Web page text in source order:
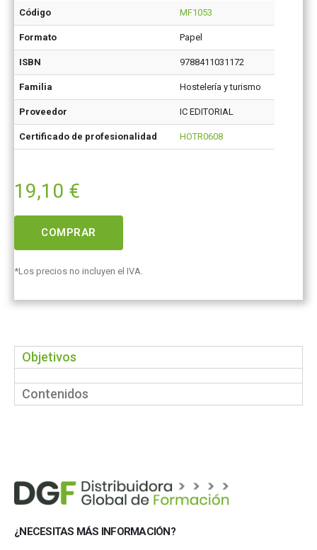
Código MF1053
Formato Papel
ISBN 9788411031172
Familia Hostelería y turismo
Proveedor IC EDITORIAL
Certificado de profesionalidad HOTR0608
19,10 €
COMPRAR
*Los precios no incluyen el IVA.
Objetivos
Contenidos
¿NECESITAS MÁS INFORMACIÓN?